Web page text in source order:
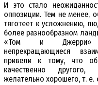
И это стало
оппозиции. Тем не менее,
тяготеет к усложнению,
более разнообразном
«Том и Джерри»
непрекращающиеся
привели к тому, что
качественно другого,
желательно хорошего, т.